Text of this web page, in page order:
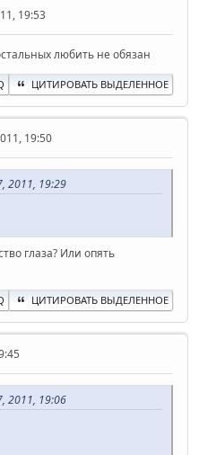
19:53
любить не обязан
ЦИТИРОВАТЬ ВЫДЕЛЕННОЕ
19:50
2011, 19:29
глаза? Или опять
ЦИТИРОВАТЬ ВЫДЕЛЕННОЕ
2011, 19:06